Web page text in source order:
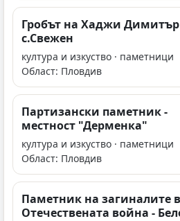
Гробът на Хаджи Димитър
с.Свежен
култура и изкуство · паметници
Област: Пловдив
Партизански паметник -
местност "Дерменка"
култура и изкуство · паметници
Област: Пловдив
Паметник на загиналите в
Отечествената война -